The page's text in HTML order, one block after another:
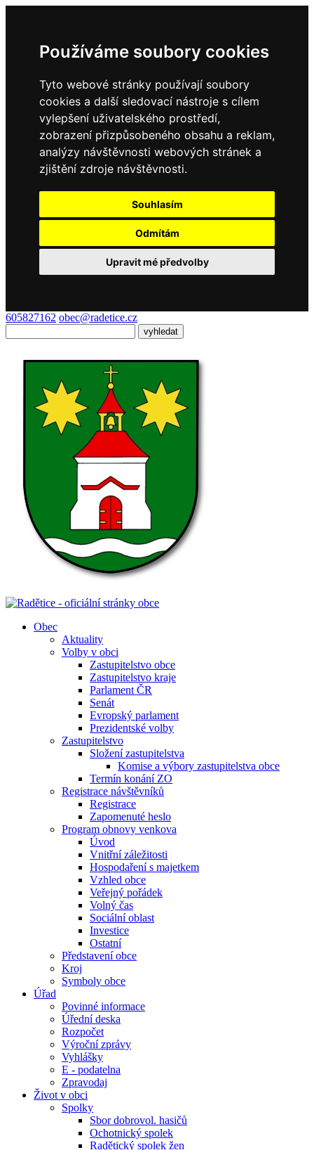
Používáme soubory cookies
Tyto webové stránky používají soubory
cookies a další sledovací nástroje s cílem
vylepšení uživatelského prostředí,
zobrazení přizpůsobeného obsahu a reklam,
analýzy návštěvnosti webových stránek a
zjištění zdroje návštěvnosti.
Souhlasím
Odmítám
Upravit mé předvolby
605827162 obec@radetice.cz
Obec
Aktuality
Volby v obci
Zastupitelstvo obce
Zastupitelstvo kraje
Parlament ČR
Senát
Evropský parlament
Prezidentské volby
Zastupitelstvo
Složení zastupitelstva
Komise a výbory zastupitelstva obce
Termín konání ZO
Registrace návštěvníků
Registrace
Zapomenuté heslo
Program obnovy venkova
Úvod
Vnitřní záležitosti
Hospodaření s majetkem
Vzhled obce
Veřejný pořádek
Volný čas
Sociální oblast
Investice
Ostatní
Představení obce
Kroj
Symboly obce
Úřad
Povinné informace
Úřední deska
Rozpočet
Výroční zprávy
Vyhlášky
E - podatelna
Zpravodaj
Život v obci
Spolky
Sbor dobrovol. hasičů
Ochotnický spolek
Radětický spolek žen